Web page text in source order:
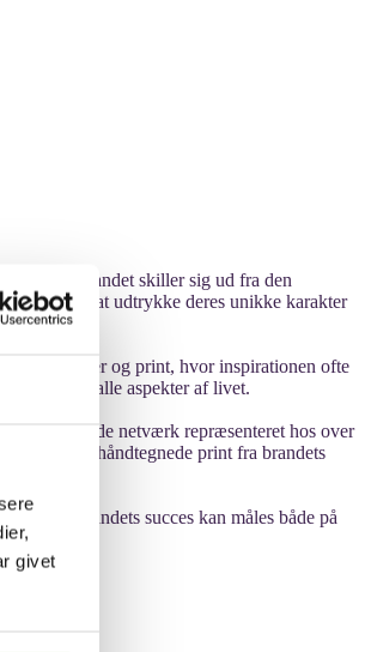
givet
Brandet skiller sig ud fra den
for at udtrykke deres unikke karakter
af farver og print, hvor inspirationen ofte
touch ind i alle aspekter af livet.
imponerende netværk repræsenteret hos over
håndtegnede print fra brandets
Brandets succes kan måles både på